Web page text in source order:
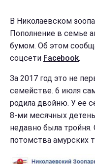
В Николаевском
Пополнение в семье
бумом. Об этом
соцсети Facebook.
За 2017 год это не
семействе. 6 июля
родила двойню. У ее
8-ми месячных
недавно была тройня.
потомства амурских